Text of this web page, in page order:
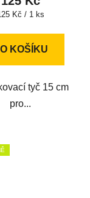
Kč / 1 ks
KOŠÍKU
tyč 15 cm
pro...